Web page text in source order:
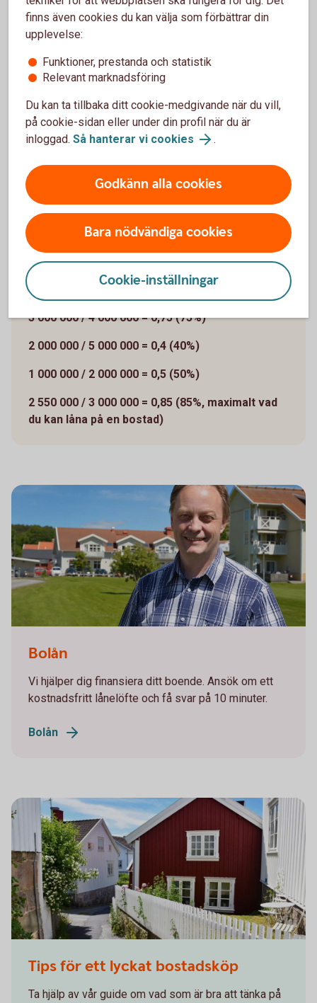
Christopher Eliasson, privatrådgivare på kontoret i
Hamburgsund
3 000 000 / 4 000 000 = 0,75 (75%)
2 000 000 / 5 000 000 = 0,4 (40%)
1 000 000 / 2 000 000 = 0,5 (50%)
2 550 000 / 3 000 000 = 0,85 (85%, maximalt vad
du kan låna på en bostad)
Bolån
Vi hjälper dig finansiera ditt boende. Ansök om ett
kostnadsfritt lånelöfte och få svar på 10 minuter.
Bolån
Tips för ett lyckat bostadsköp
Ta hjälp av vår guide om vad som är bra att tänka på
finns även cookies du kan välja som förbättrar din
upplevelse:
Funktioner, prestanda och statistik
Relevant marknadsföring
Du kan ta tillbaka ditt cookie-medgivande när du vill,
på cookie-sidan eller under din profil när du är
inloggad. Så hanterar vi cookies .
Godkänn alla cookies
Bara nödvändiga cookies
Cookie-inställningar